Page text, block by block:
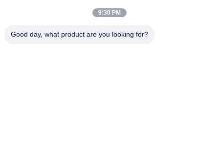
9:30 PM
Good day, what product are you looking for?